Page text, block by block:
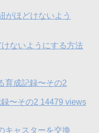
ないようにする方法
〜その2 14479 views